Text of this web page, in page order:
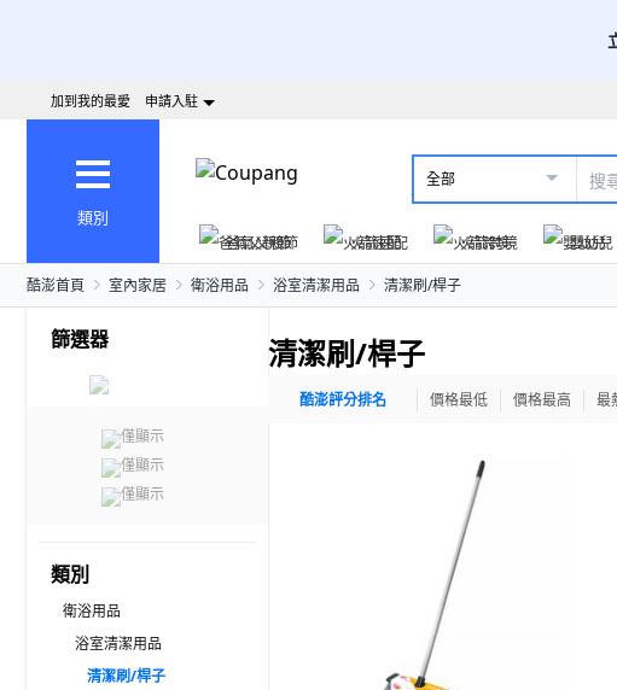
加到我的最愛 申請入駐
類別
全部
爸氣父親節
火箭速配 火箭跨境 嬰幼兒
酷澎首頁 室內家居 衛浴用品 浴室清潔用品 清潔刷/桿子
篩選器
僅顯示
僅顯示
僅顯示
類別
衛浴用品
浴室清潔用品
清潔刷/桿子
清潔刷/桿子
酷澎評分排名 價格最低 價格最高 最